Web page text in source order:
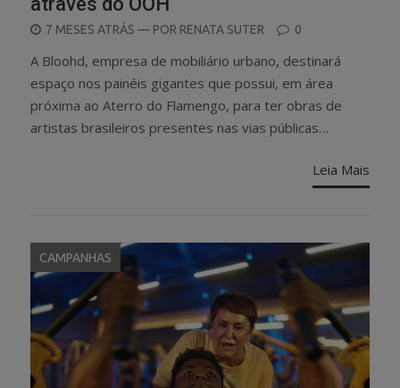
POSTED
ON
7 MESES ATRÁS — POR RENATA SUTER 0
A Bloohd, empresa de mobiliário urbano, destinará
espaço nos painéis gigantes que possui, em área
próxima ao Aterro do Flamengo, para ter obras de
artistas brasileiros presentes nas vias públicas…
Leia Mais
CAMPANHAS